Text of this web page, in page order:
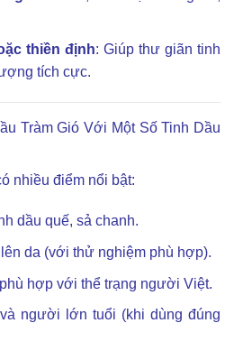
thiền định: Giúp thư giãn tinh
tích cực.
Tràm Gió Với Một Số Tinh Dầu
nhiều điểm nổi bật:
dầu quế, sả chanh.
da (với thử nghiệm phù hợp).
hợp với thể trạng người Việt.
người lớn tuổi (khi dùng đúng